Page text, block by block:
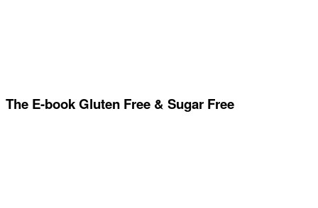
The E-book Gluten Free & Sugar Free